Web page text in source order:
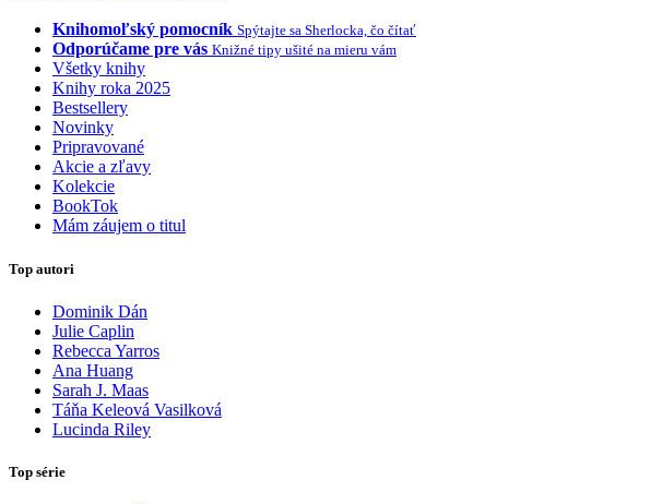
Knihomoľský pomocník Spýtajte sa Sherlocka, čo čítať
Odporúčame pre vás Knižné tipy ušité na mieru vám
Všetky knihy
Knihy roka 2025
Bestsellery
Novinky
Pripravované
Akcie a zľavy
Kolekcie
BookTok
Mám záujem o titul
Top autori
Dominik Dán
Julie Caplin
Rebecca Yarros
Ana Huang
Sarah J. Maas
Táňa Keleová Vasilková
Lucinda Riley
Top série